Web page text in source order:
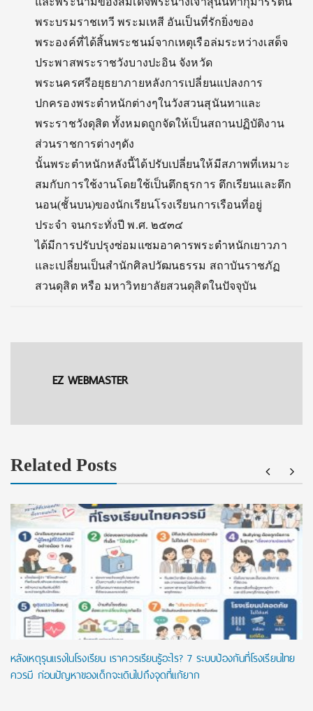
พระบรมราชเทวี พระมเหสี อันเป็นที่รักยิ่งของ
พระองค์ที่ได้สิ้นพระชนม์จากเหตุเรือล่มระหว่างเสด็จ
ประพาสพระราชวังบางปะอิน จังหวัด
พระนครศรีอยุธยาภายหลังการเปลี่ยนแปลงการ
ปกครองพระตำหนักต่างๆในวังสวนสุนันทาและ
พระราชวังดุสิต ทั้งหมดถูกจัดให้เป็นสถานปฏิบัติงาน
ส่วนราชการต่างๆดัง
นั้นพระตำหนักหลังนี้ได้ปรับเปลี่ยนให้มีสภาพที่เหมาะ
สมกับการใช้งานโดยใช้เป็นตึกธุรการ ตึกเรียนและตึก
นอน(ชั้นบน)ของนักเรียนโรงเรียนการเรือนที่อยู่
ประจำ จนกระทั่งปี พ.ศ. ๒๕๓๔
ได้มีการปรับปรุงซ่อมแซมอาคารพระตำหนักเยาวภา
และเปลี่ยนเป็นสำนักศิลปวัฒนธรรม สถาบันราชภัฏ
สวนดุสิต หรือ มหาวิทยาลัยสวนดุสิตในปัจจุบัน
EZ WEBMASTER
Related Posts
หลังเหตุรุนแรงในโรงเรียน เราควรเรียนรู้อะไร? 7 ระบบป้องกันที่โรงเรียนไทย
ควรมี ก่อนปัญหาของเด็กจะเดินไปถึงจุดที่แก้ยาก